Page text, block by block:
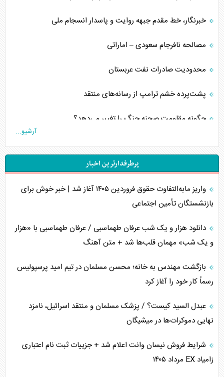
خبرنگار، خط مقدم جبهه روایت و پاسدار انسجام ملی
مصالحه نافرجام سعودی – اماراتی
محدودیت صادرات نفت عربستان
پشت‌پرده خشم ترامپ از رسانه‌های منتقد
چگونه مقاومت صحنه جنگ را تغییر می‌دهد؟
تحلیل جامع پدیده تراستی‌ها
تأثیر جنگ ایران و آمریکا بر اقتصاد جهانی
اربعین، کابوس مشترک تل‌آویو-واشنگتن
برنامه هفتم توسعه در نقطه کور سیاستگذاری
کنوانسیون دریای خزر در راستای منافع ملی است؟
اوکراین بازوی مخرب آمریکا در غرب آسیا
اهمیت راهبردی اردن برای آمریکا
پیام، ظرفیت بالفعل‌نشده تجارت ایران
آرشیو...
پرطرفدارترین اخبار
واریز مابه‌التفاوت حقوق فروردین ۱۴۰۵ آغاز شد | خبر خوش برای
بازنشستگان تأمین اجتماعی
دانلود هزار و یک شب عرفان طهماسبی / عرفان طهماسبی با «هزار
و یک شب» مهمان قلب‌ها شد + متن آهنگ
بازگشت مهندس به خانه؛ محسن مسلمان در تیم امید پرسپولیس
رسماً کار خود را آغاز کرد
عبدل السید کیست؟ / پزشک مسلمان و منتقد اسرائیل، نامزد
نهایی دموکرات‌ها در میشیگان
شرایط فروش نیسان وانت اعلام شد + جزییات ثبت نام اعتباری
زامیاد EX مرداد ۱۴۰۵